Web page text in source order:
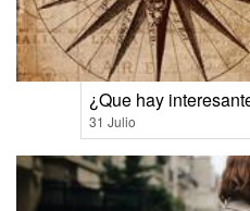
¿Que hay
31 Julio